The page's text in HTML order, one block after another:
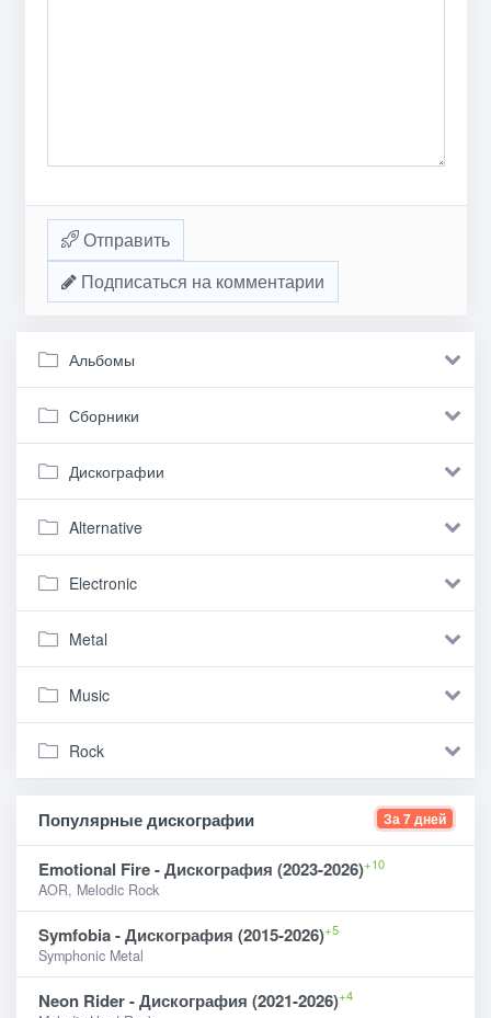
Отправить
Подписаться на комментарии
Альбомы
Сборники
Дискографии
Alternative
Electronic
Metal
Music
Rock
Популярные дискографии За 7 дней
Emotional Fire - Дискография (2023-2026)+10
AOR, Melodic Rock
Symfobia - Дискография (2015-2026)+5
Symphonic Metal
Neon Rider - Дискография (2021-2026)+4